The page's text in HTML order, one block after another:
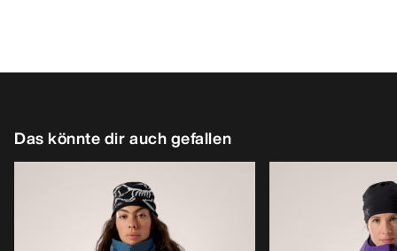
Das könnte dir auch gefallen